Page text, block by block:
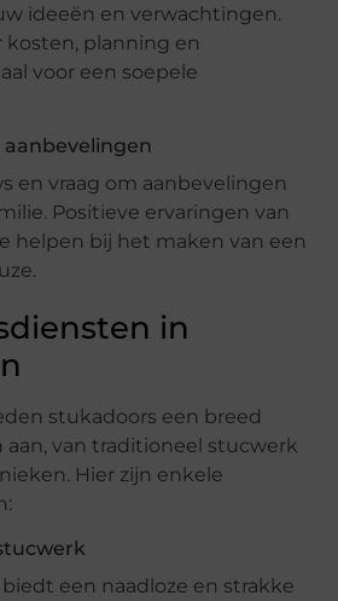
ideeën en verwachtingen.
kosten, planning en
voor een soepele
aanbevelingen
en vraag om aanbevelingen
Positieve ervaringen van
helpen bij het maken van een
in
stukadoors een breed
aan, van traditioneel stucwerk
Hier zijn enkele
een naadloze en strakke